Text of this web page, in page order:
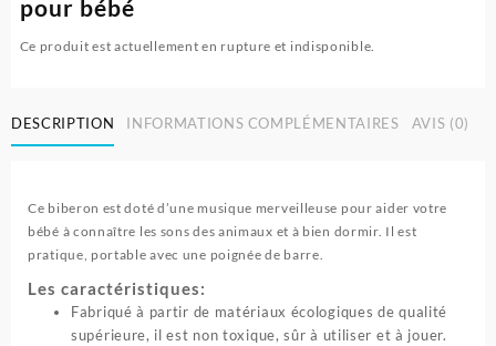
pour bébé
Ce produit est actuellement en rupture et indisponible.
DESCRIPTION INFORMATIONS COMPLÉMENTAIRES AVIS (0)
Ce biberon est doté d’une musique merveilleuse pour aider votre
bébé à connaître les sons des animaux et à bien dormir. Il est
pratique, portable avec une poignée de barre.
Les caractéristiques:
Fabriqué à partir de matériaux écologiques de qualité
supérieure, il est non toxique, sûr à utiliser et à jouer.